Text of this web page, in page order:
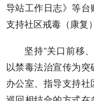
导站工作日志》等
支持社区戒毒（康复
坚持“关口前移
以禁毒法治宣传为
办公室、指导支持